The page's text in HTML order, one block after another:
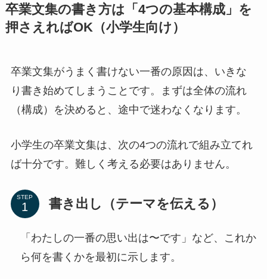
卒業文集の書き方は「4つの基本構成」を
押さえればOK（小学生向け）
卒業文集がうまく書けない一番の原因は、いきな
り書き始めてしまうことです。まずは全体の流れ
（構成）を決めると、途中で迷わなくなります。
小学生の卒業文集は、次の4つの流れで組み立てれ
ば十分です。難しく考える必要はありません。
STEP 書き出し（テーマを伝える）
「わたしの一番の思い出は〜です」など、これか
ら何を書くかを最初に示します。